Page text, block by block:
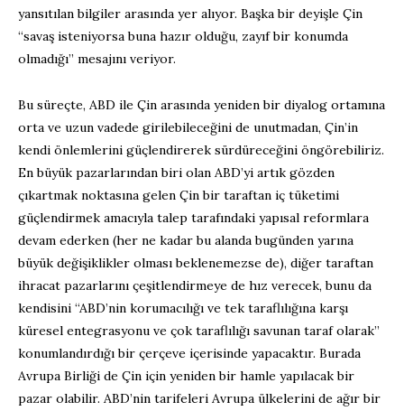
yansıtılan bilgiler arasında yer alıyor. Başka bir deyişle Çin
“savaş isteniyorsa buna hazır olduğu, zayıf bir konumda
olmadığı” mesajını veriyor.
Bu süreçte, ABD ile Çin arasında yeniden bir diyalog ortamına
orta ve uzun vadede girilebileceğini de unutmadan, Çin’in
kendi önlemlerini güçlendirerek sürdüreceğini öngörebiliriz.
En büyük pazarlarından biri olan ABD’yi artık gözden
çıkartmak noktasına gelen Çin bir taraftan iç tüketimi
güçlendirmek amacıyla talep tarafındaki yapısal reformlara
devam ederken (her ne kadar bu alanda bugünden yarına
büyük değişiklikler olması beklenemezse de), diğer taraftan
ihracat pazarlarını çeşitlendirmeye de hız verecek, bunu da
kendisini “ABD’nin korumacılığı ve tek taraflılığına karşı
küresel entegrasyonu ve çok taraflılığı savunan taraf olarak”
konumlandırdığı bir çerçeve içerisinde yapacaktır. Burada
Avrupa Birliği de Çin için yeniden bir hamle yapılacak bir
pazar olabilir. ABD’nin tarifeleri Avrupa ülkelerini de ağır bir